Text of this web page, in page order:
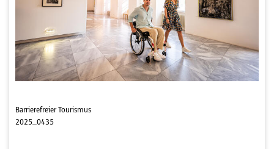
Barrierefreier Tourismus
2025_0435